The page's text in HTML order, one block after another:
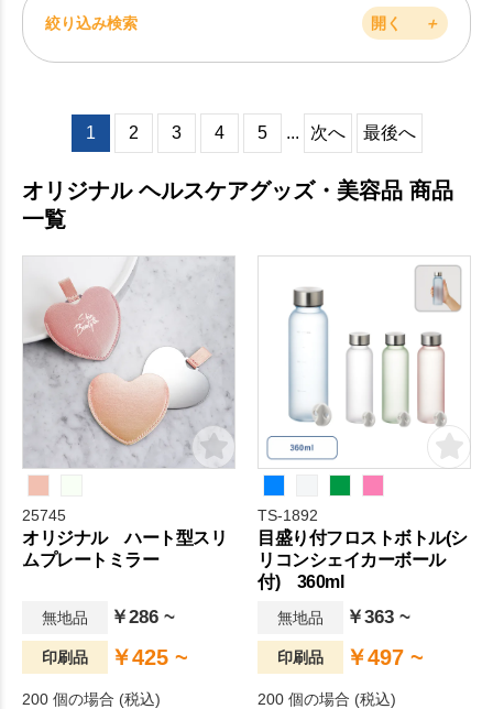
絞り込み検索 開く ＋
1 2 3 4 5 ... 次へ 最後へ
オリジナル ヘルスケアグッズ・美容品 商品
一覧
25745
オリジナル ハート型スリ
ムプレートミラー
無地品 ￥286 ~
印刷品 ￥425 ~
200 個の場合 (税込)
TS-1892
目盛り付フロストボトル(シ
リコンシェイカーボール
付) 360ml
無地品 ￥363 ~
印刷品 ￥497 ~
200 個の場合 (税込)